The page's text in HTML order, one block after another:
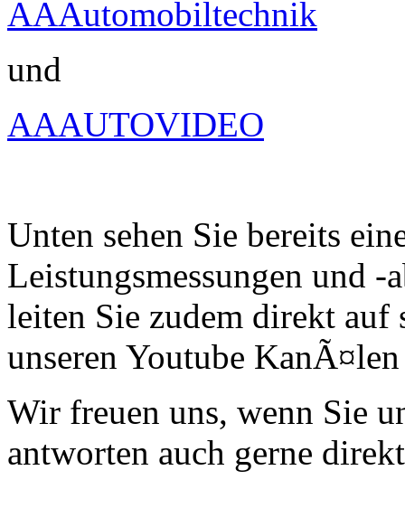
AAAutomobiltechnik
und
AAAUTOVIDEO
Unten sehen Sie bereits
Leistungsmessungen und -
leiten Sie zudem direkt auf
unseren Youtube
Wir freuen uns, wenn Sie
antworten auch gerne